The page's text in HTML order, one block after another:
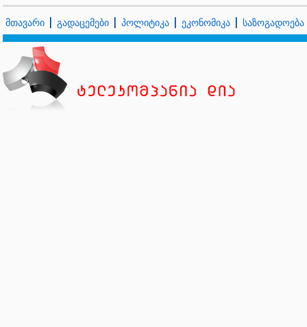
მთავარი გადაცემები პოლიტიკა ეკონომიკა საზოგადოება